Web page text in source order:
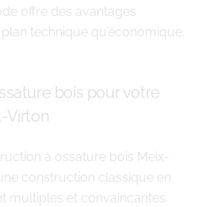
offre des avantages
technique qu’économique.
bois pour votre
Virton
à ossature bois Meix-
construction classique en
multiples et convaincantes.